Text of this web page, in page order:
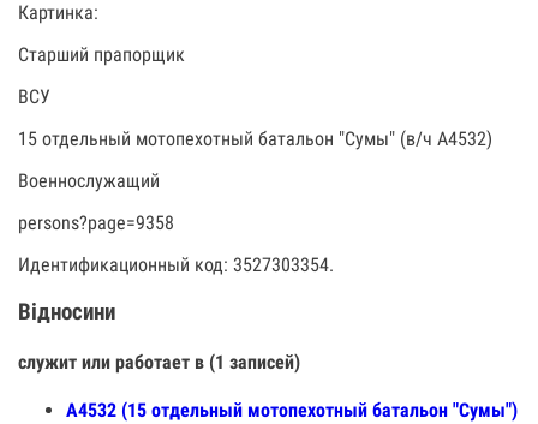
Картинка:
Старший прапорщик
ВСУ
15 отдельный мотопехотный батальон "Сумы" (в/ч А4532)
Военнослужащий
persons?page=9358
Идентификационный код: 3527303354.
Відносини
служит или работает в (1 записей)
А4532 (15 отдельный мотопехотный батальон "Сумы")